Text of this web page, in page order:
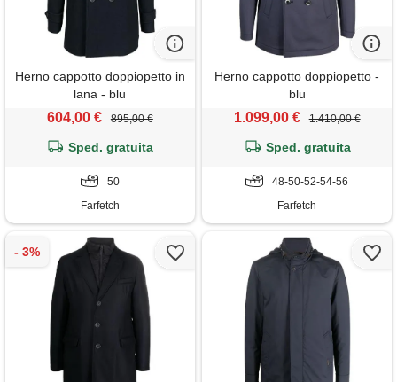
Herno cappotto doppiopetto in
lana - blu
604,00 € 895,00 €
Sped. gratuita
50
Farfetch
Herno cappotto doppiopetto -
blu
1.099,00 € 1.410,00 €
Sped. gratuita
48-50-52-54-56
Farfetch